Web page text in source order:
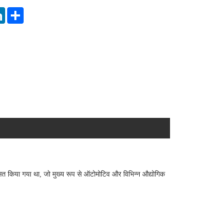
LinkedInShare
किया गया था, जो मुख्य रूप से ऑटोमोटिव और विभिन्न औद्योगिक